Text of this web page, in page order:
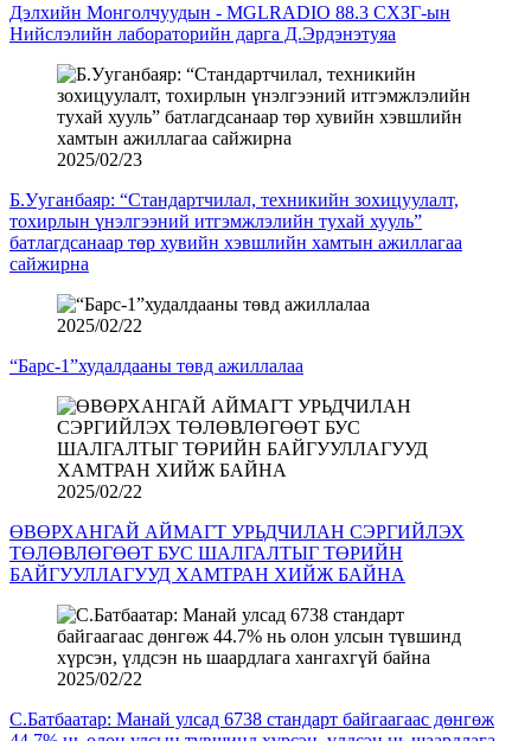
Дэлхийн Монголчуудын - MGLRADIO 88.3 СХЗГ-ын
Нийслэлийн лабораторийн дарга Д.Эрдэнэтуяа
2025/02/23
Б.Ууганбаяр: “Стандартчилал, техникийн зохицуулалт,
тохирлын үнэлгээний итгэмжлэлийн тухай хууль”
батлагдсанаар төр хувийн хэвшлийн хамтын ажиллагаа
сайжирна
2025/02/22
“Барс-1”худалдааны төвд ажиллалаа
2025/02/22
ӨВӨРХАНГАЙ АЙМАГТ УРЬДЧИЛАН СЭРГИЙЛЭХ
ТӨЛӨВЛӨГӨӨТ БУС ШАЛГАЛТЫГ ТӨРИЙН
БАЙГУУЛЛАГУУД ХАМТРАН ХИЙЖ БАЙНА
2025/02/22
С.Батбаатар: Манай улсад 6738 стандарт байгаагаас дөнгөж